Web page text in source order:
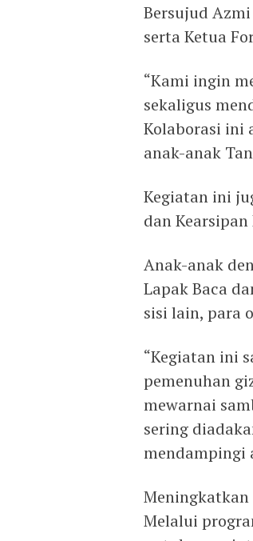
Bersujud
serta Ketua
“Kami ingin
sekaligus
Kolaborasi ini
anak-anak
Kegiatan ini
dan
Anak-anak
Lapak Baca
sisi lain, para
“Kegiatan ini
pemenuhan
mewarnai
sering
mendampingi
Meningkatkan
Melalui